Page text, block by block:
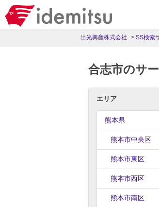
出光興産株式会社 SS検索
合志市のサ
エリア
熊本県
熊本市中央区
熊本市東区
熊本市西区
熊本市南区